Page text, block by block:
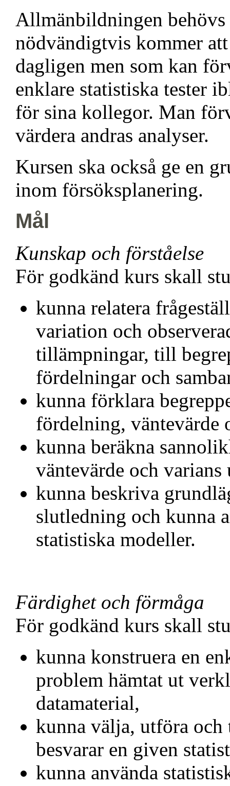
Allmänbildningen
nödvändigtvis kommer
dagligen men som kan
enklare statistiska tester
för sina kollegor. Man
värdera andras analyser.
Kursen ska också ge en
inom försöksplanering.
Mål
Kunskap och förståelse
För godkänd kurs skall
kunna relatera
variation och
tillämpningar, till
fördelningar och
kunna förklara
fördelning, väntevärde
kunna beräkna
väntevärde och
kunna beskriva
slutledning och kunna
statistiska modeller.
Färdighet och förmåga
För godkänd kurs skall
kunna konstruera en
problem hämtat ut
datamaterial,
kunna välja, utföra
besvarar en given
kunna använda